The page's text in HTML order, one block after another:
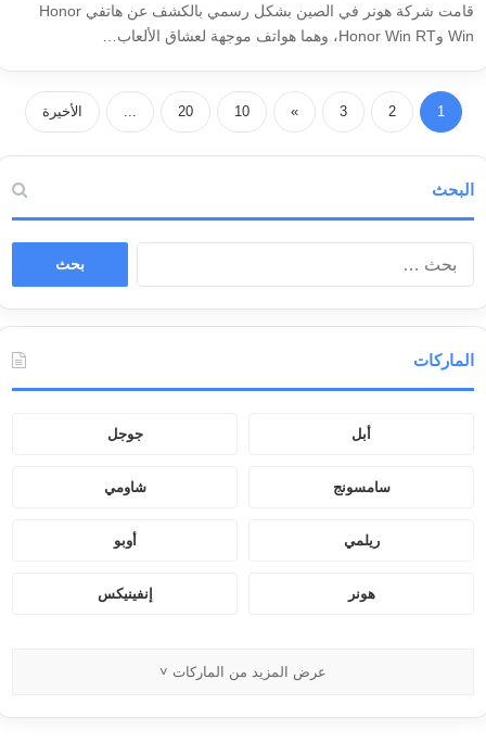
قامت شركة هونر في الصين بشكل رسمي بالكشف عن هاتفي Honor
Win وHonor Win RT، وهما هواتف موجهة لعشاق الألعاب…
1
2
3
»
10
20 الأخيرة
البحث
ن
الماركات
أبل جوجل
سامسونج شاومي
ريلمي أوبو
هونر إنفينيكس
عرض المزيد من الماركات ˅